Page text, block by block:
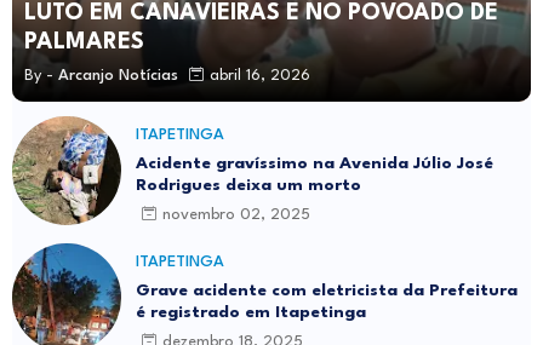
LUTO EM CANAVIEIRAS E NO POVOADO DE
PALMARES
By - Arcanjo Notícias abril 16, 2026
ITAPETINGA
Acidente gravíssimo na Avenida Júlio José
Rodrigues deixa um morto
novembro 02, 2025
ITAPETINGA
Grave acidente com eletricista da Prefeitura
é registrado em Itapetinga